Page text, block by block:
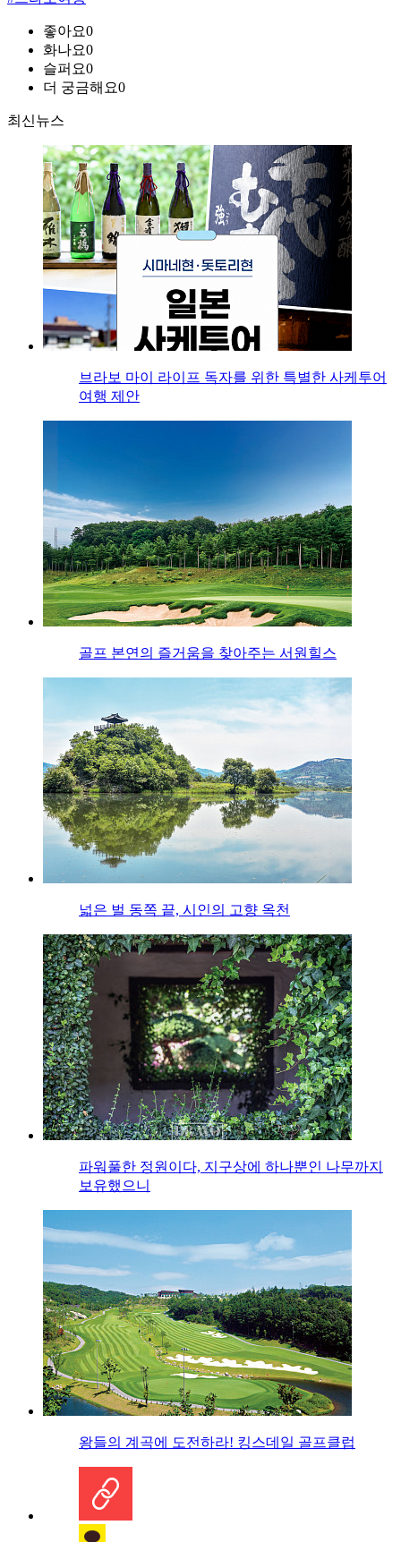
좋아요0
화나요0
슬퍼요0
더 궁금해요0
최신뉴스
브라보 마이 라이프 독자를 위한 특별한 사케투어
여행 제안
골프 본연의 즐거움을 찾아주는 서원힐스
넓은 벌 동쪽 끝, 시인의 고향 옥천
파워풀한 정원이다, 지구상에 하나뿐인 나무까지
보유했으니
왕들의 계곡에 도전하라! 킹스데일 골프클럽